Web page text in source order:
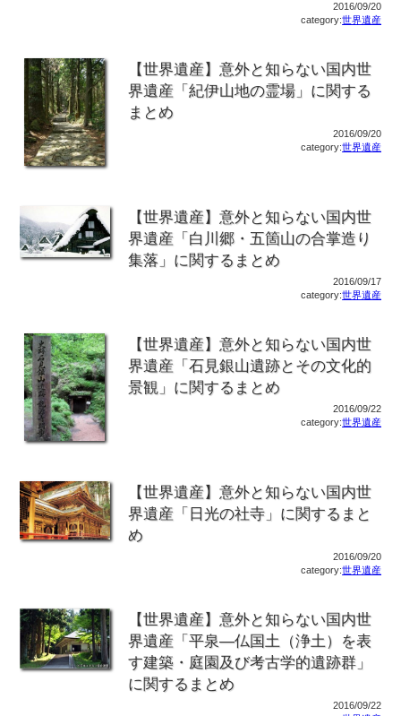
2016/09/20
category:世界遺産
【世界遺産】意外と知らない国内世
界遺産「紀伊山地の霊場」に関する
まとめ
2016/09/20
category:世界遺産
【世界遺産】意外と知らない国内世
界遺産「白川郷・五箇山の合掌造り
集落」に関するまとめ
2016/09/17
category:世界遺産
【世界遺産】意外と知らない国内世
界遺産「石見銀山遺跡とその文化的
景観」に関するまとめ
2016/09/22
category:世界遺産
【世界遺産】意外と知らない国内世
界遺産「日光の社寺」に関するまと
め
2016/09/20
category:世界遺産
【世界遺産】意外と知らない国内世
界遺産「平泉―仏国土（浄土）を表
す建築・庭園及び考古学的遺跡群」
に関するまとめ
2016/09/22